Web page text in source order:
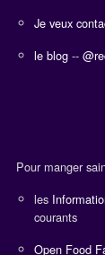
Je veux
le blog --
Pour manger
les
courants
Open Food